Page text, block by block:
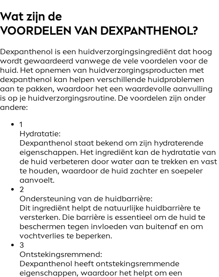
Wat zijn de
VOORDELEN VAN DEXPANTHENOL?
Dexpanthenol is een huidverzorgingsingrediënt dat hoog
wordt gewaardeerd vanwege de vele voordelen voor de
huid. Het opnemen van huidverzorgingsproducten met
dexpanthenol kan helpen verschillende huidproblemen
aan te pakken, waardoor het een waardevolle aanvulling
is op je huidverzorgingsroutine. De voordelen zijn onder
andere:
1
Hydratatie:
Dexpanthenol staat bekend om zijn hydraterende
eigenschappen. Het ingrediënt kan de hydratatie van
de huid verbeteren door water aan te trekken en vast
te houden, waardoor de huid zachter en soepeler
aanvoelt.
2
Ondersteuning van de huidbarrière:
Dit ingrediënt helpt de natuurlijke huidbarrière te
versterken. Die barrière is essentieel om de huid te
beschermen tegen invloeden van buitenaf en om
vochtverlies te beperken.
3
Ontstekingsremmend:
Dexpanthenol heeft ontstekingsremmende
eigenschappen, waardoor het helpt om een